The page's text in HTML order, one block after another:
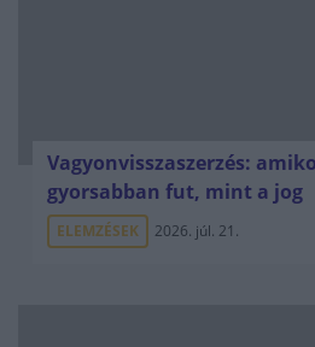
Vagyonvisszaszerzés:
gyorsabban fut, mint a jog
ELEMZÉSEK 2026. júl. 21.